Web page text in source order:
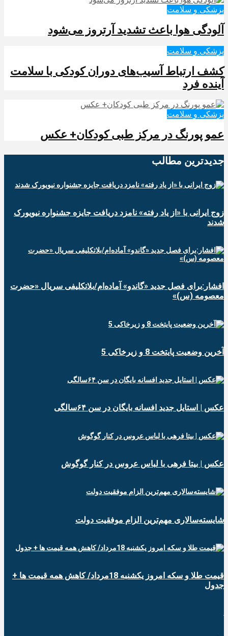
پزشکی و سلامت
آلودگی هوا باعث تشدید آرتروز می‌شود
پزشکی و سلامت
کشف ارتباط آسیب‌های دوران کودکی با سلامت
آینده فرد
پزشکی و سلامت
عمو پورنگ در مرکز طبی کودکان+ عکس
جدیدترین‌ مطالب
زوج ایرانی با «از یاد رفته» نامزد دریافت جایزه جشنواره نیویورک
شدند
افشار:برای فصل جدید «گاندو» آماده‌ام/بلاتکلیفی سریال «حضرت
معصومه (س)»
آخرین وضعیت پایتخت 8 و زیرخاکی 5
عکس | استایل جدید افسانه بایگان در سن ۶۴سالگی
عکس | بیتا فرهی با لباس عروس در کنار گوگوش
شایسته‌سالاری مهم‌ترین الزام موفقیت دولت
قیمت طلا و سکه امروز یکشنبه 18مرداد/ کاهش همه قیمت ها +
جدول